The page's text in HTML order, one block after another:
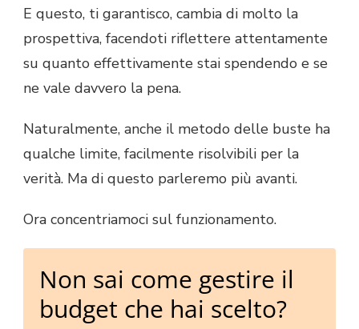
E questo, ti garantisco, cambia di molto la
prospettiva, facendoti riflettere attentamente
su quanto effettivamente stai spendendo e se
ne vale davvero la pena.
Naturalmente, anche il metodo delle buste ha
qualche limite, facilmente risolvibili per la
verità. Ma di questo parleremo più avanti.
Ora concentriamoci sul funzionamento.
Non sai come gestire il
budget che hai scelto?